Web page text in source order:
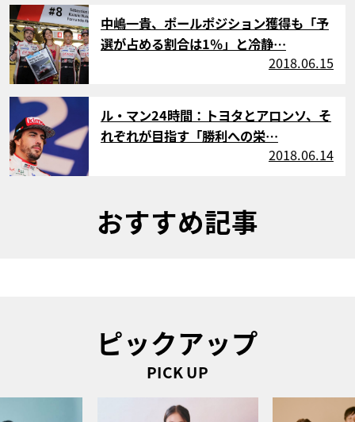
サムネイル
中嶋一貴、ポールポジション獲得も「予
選が占める割合は1％」と冷静…
2018.06.15
サムネイル
ル・マン24時間：トヨタとアロンソ、そ
れぞれが目指す「勝利への栄…
2018.06.14
おすすめ記事
ピックアップ
PICK UP